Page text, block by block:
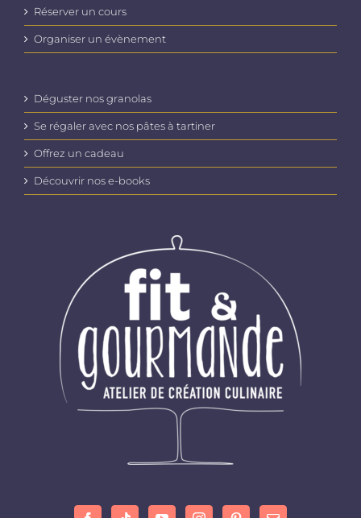
Réserver un cours
Organiser un évènement
Déguster nos granolas
Se régaler avec nos pâtes à tartiner
Offrez un cadeau
Découvrir nos e-books